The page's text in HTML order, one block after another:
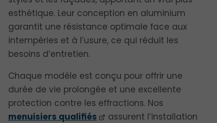
esthétique. Leur conception en aluminium
garantit une résistance optimale face aux
intempéries et à l’usure, ce qui réduit les
besoins d’entretien.
Chaque modèle est conçu pour offrir une
durée de vie prolongée et une excellente
protection contre les effractions. Nos
menuisiers qualifiés
assurent l’installation